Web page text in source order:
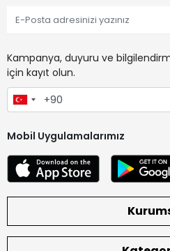
Kampanya, duyuru ve
için kayıt olun.
Mobil Uygulamalarımız